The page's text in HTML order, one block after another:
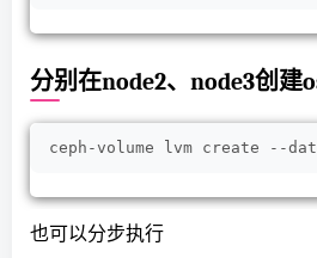
分别在node2、node3创建
ceph-volume lvm create --
也可以分步执行